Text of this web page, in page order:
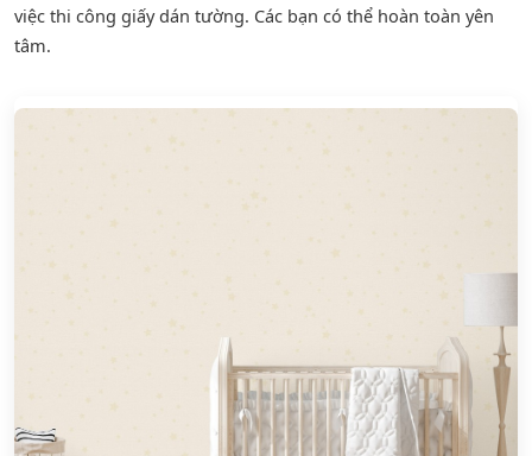
việc thi công giấy dán tường. Các bạn có thể hoàn toàn yên
tâm.